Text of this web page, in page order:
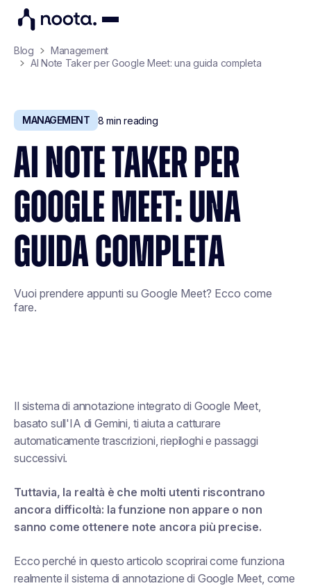
Blog
Management
AI Note Taker per Google Meet: una guida completa
MANAGEMENT 8 min reading
AI NOTE TAKER PER
GOOGLE MEET: UNA
GUIDA COMPLETA
Vuoi prendere appunti su Google Meet? Ecco come
fare.
Il sistema di annotazione integrato di Google Meet,
basato sull'IA di Gemini, ti aiuta a catturare
automaticamente trascrizioni, riepiloghi e passaggi
successivi.
Tuttavia, la realtà è che molti utenti riscontrano
ancora difficoltà: la funzione non appare o non
sanno come ottenere note ancora più precise.
Ecco perché in questo articolo scoprirai come funziona
realmente il sistema di annotazione di Google Meet, come